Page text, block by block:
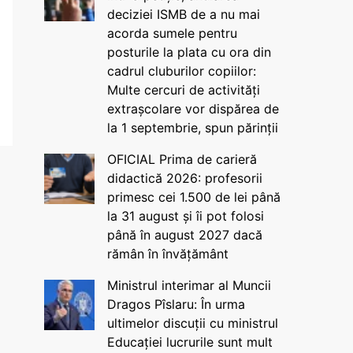
deciziei ISMB de a nu mai
acorda sumele pentru
posturile la plata cu ora din
cadrul cluburilor copiilor:
Multe cercuri de activități
extrașcolare vor dispărea de
la 1 septembrie, spun părinții
OFICIAL Prima de carieră
didactică 2026: profesorii
primesc cei 1.500 de lei până
la 31 august și îi pot folosi
până în august 2027 dacă
rămân în învățământ
Ministrul interimar al Muncii
Dragos Pîslaru: În urma
ultimelor discuții cu ministrul
Educației lucrurile sunt mult